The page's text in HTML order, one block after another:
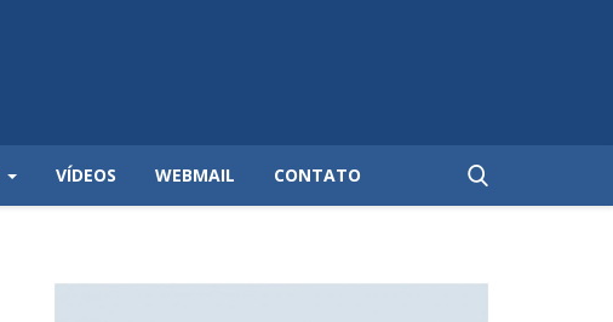
VÍDEOS WEBMAIL CONTATO